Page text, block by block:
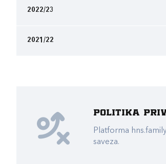
2022/23
2021/22
Politika
Platforma
saveza.